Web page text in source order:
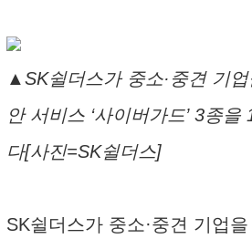
▲SK쉴더스가 중소·중견 기
안 서비스 ‘사이버가드’ 3종
다[사진=SK쉴더스]
SK쉴더스가 중소·중견 기업